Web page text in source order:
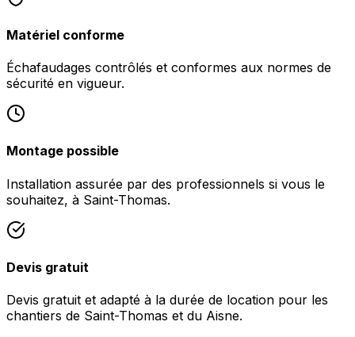
Matériel conforme
Échafaudages contrôlés et conformes aux normes de
sécurité en vigueur.
Montage possible
Installation assurée par des professionnels si vous le
souhaitez, à Saint-Thomas.
Devis gratuit
Devis gratuit et adapté à la durée de location pour les
chantiers de Saint-Thomas et du Aisne.